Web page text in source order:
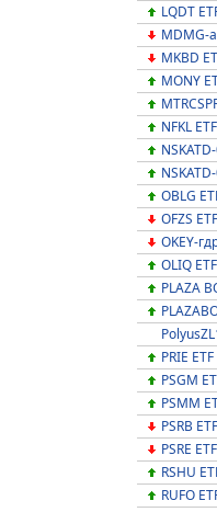
LQDT
MDMG-
MKBD
MONY
NFKL ETF
OBLG
OFZS ETF
OKEY-
OLIQ ETF
PLAZA
PRIE ETF
PSGM
PSMM
PSRB ETF
PSRE ETF
RSHU
RUFO